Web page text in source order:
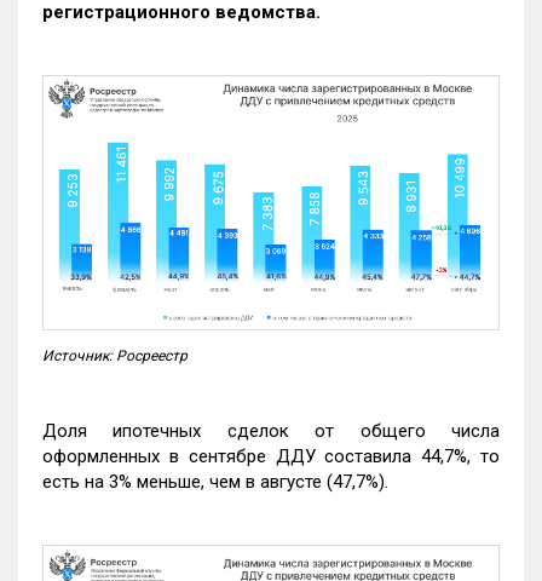
регистрационного ведомства.
Источник: Росреестр
Доля ипотечных сделок от общего числа
оформленных в сентябре ДДУ составила 44,7%, то
есть на 3% меньше, чем в августе (47,7%).